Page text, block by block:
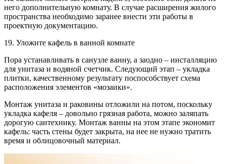
него дополнительную комнату. В случае расширения жилого
пространства необходимо заранее внести эти работы в
проектную документацию.
19. Уложите кафель в ванной комнате
Пора устанавливать в санузле ванну, а заодно – инсталляцию
для унитаза и водяной счетчик. Следующий этап – укладка
плитки, качественному результату поспособствует схема
расположения элементов «мозаики».
Монтаж унитаза и раковины отложили на потом, поскольку
укладка кафеля – довольно грязная работа, можно заляпать
дорогую сантехнику. Монтаж ванны на этом этапе экономит
кафель: часть стены будет закрыта, на нее не нужно тратить
время и облицовочный материал.